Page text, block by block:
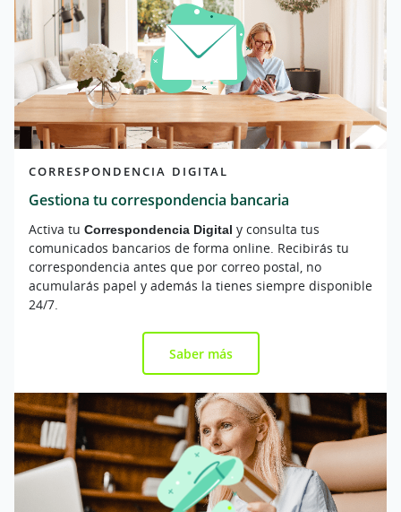
CORRESPONDENCIA DIGITAL
Gestiona tu correspondencia bancaria
Activa tu Correspondencia Digital y consulta tus
comunicados bancarios de forma online. Recibirás tu
correspondencia antes que por correo postal, no
acumularás papel y además la tienes siempre disponible
24/7.
Saber más